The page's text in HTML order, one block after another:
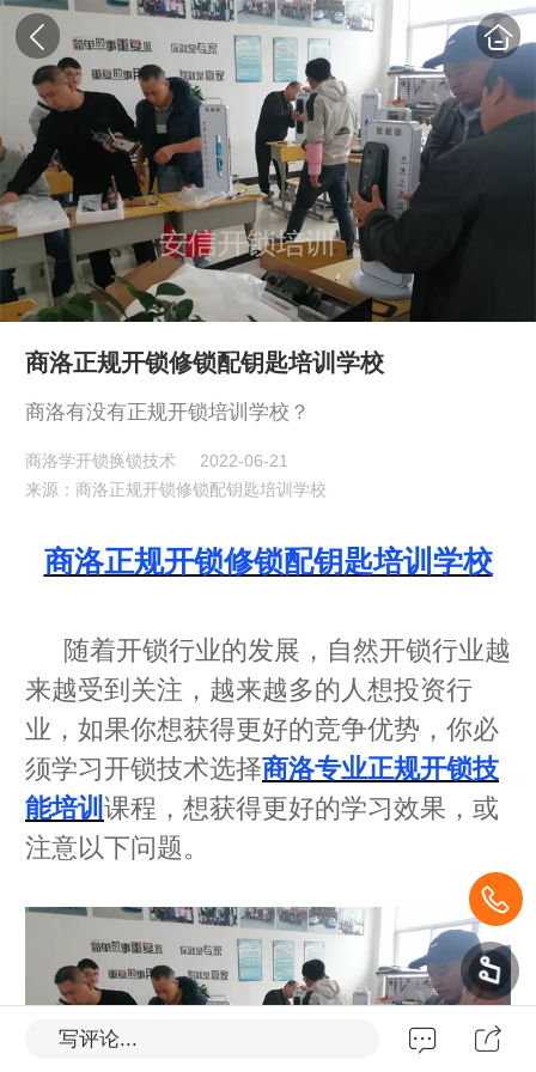
商洛正规开锁修锁配钥匙培训学校
商洛有没有正规开锁培训学校？
商洛学开锁换锁技术
2022-06-21
来源：商洛正规开锁修锁配钥匙培训学校
商洛正规开锁修锁配钥匙培训学校
随着开锁行业的发展，自然开锁行业越
来越受到关注，越来越多的人想投资行
业，如果你想获得更好的竞争优势，你必
须学习开锁技术选择商洛专业正规开锁技
能培训 课程，想获得更好的学习效果，或
注意以下问题。
写评论...